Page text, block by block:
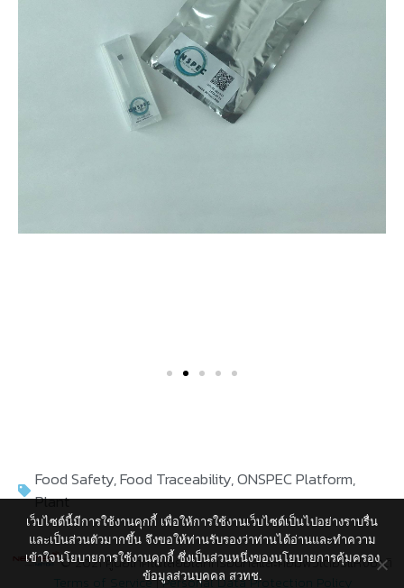
Food Safety,Food Traceability,ONSPEC Platform,
Plant
© 2021 ศูนย์เทคโนโลยีอิเล็กทรอนิกส์และคอมพิวเตอร์แห่งชาติ
Terms of Service|Personal Data Protection Policy
เว็บไซต์นี้มีการใช้งานคุกกี้ เพื่อให้การใช้งานเว็บไซต์เป็นไปอย่างราบรื่น
และเป็นส่วนตัวมากขึ้น จึงขอให้ท่านรับรองว่าท่านได้อ่านและทำความ
เข้าใจนโยบายการใช้งานคุกกี้ ซึ่งเป็นส่วนหนึ่งของนโยบายการคุ้มครอง
ข้อมูลส่วนบุคคล สวทช.